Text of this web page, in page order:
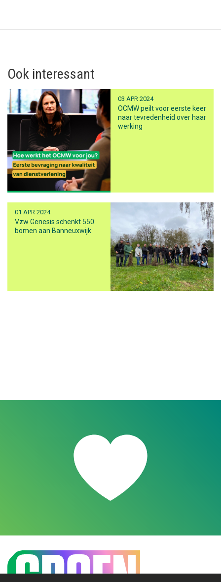
Ook interessant
03 APR 2024
OCMW peilt voor eerste keer
naar tevredenheid over haar
werking
01 APR 2024
Vzw Genesis schenkt 550
bomen aan Banneuxwijk